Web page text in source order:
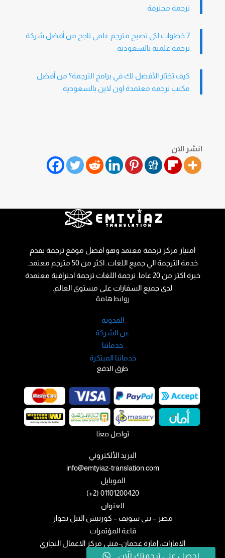
ترجمة محترفة
7 خطوات لكي تصبح مترجم علمي ناجح من أفضل شركة
ترجمة علمية بالسعودية
كيف تختار الأفضل لك في برامج الترجمة؟ من أفضل
مكتب ترجمة معتمدة اون لاين بالسعودية
انشر الان
تواصل معنا
البريد الألكتروني
info@emtyiaz-translation.com
الموبايل
01101200420 (2+)
العنوان
مصر – بنى سويف – كورنيش النيل بجوار
قاعة المؤتمرات
الامارات: إمارة عجمان-مبني مركز الاعمال التجاري
طرق الدفع
روابط هامة
المدونة
عن الشركة
خدماتنا
خدماتنا المبتكرة
امتياز مركز ترجمة معتمد وهو افضل موقع ترجمة يقدم
خدمة الترجمة الي جميع اللغات. اكثر من 50 مترجم معتمد.
خبرة اكثر من 20 عاما. ترجمة اللغات ترجمة احترافية معتمدة
لدى جميع السفارات على مستوى العالم.
احصل على ترجمتك الاّن